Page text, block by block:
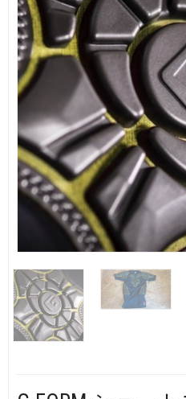
店舗情報
お問い合わせ
お買い物ガイド
CART
マイアカウント（初回登録はこ
カートを見る
送料